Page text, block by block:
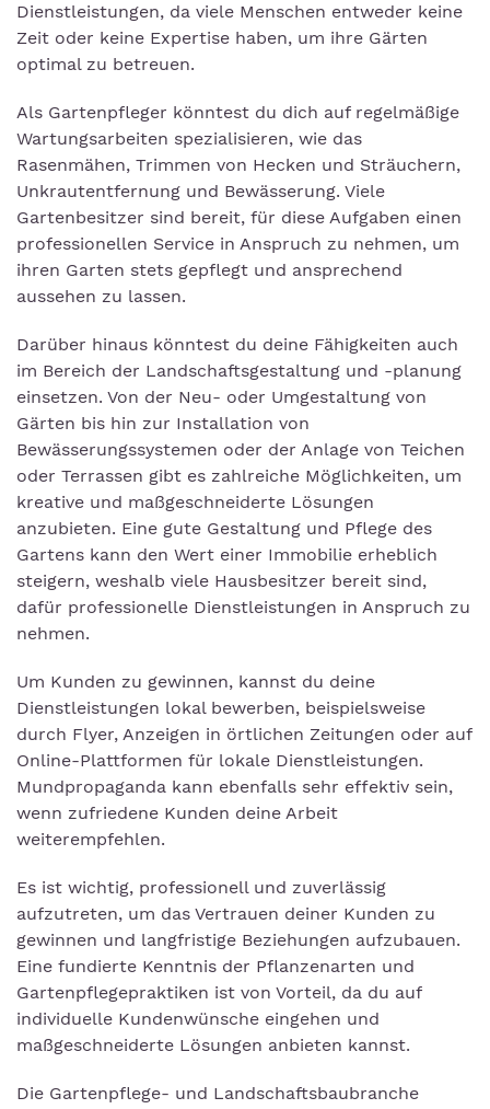
Dienstleistungen, da viele Menschen entweder keine
Zeit oder keine Expertise haben, um ihre Gärten
optimal zu betreuen.
Als Gartenpfleger könntest du dich auf regelmäßige
Wartungsarbeiten spezialisieren, wie das
Rasenmähen, Trimmen von Hecken und Sträuchern,
Unkrautentfernung und Bewässerung. Viele
Gartenbesitzer sind bereit, für diese Aufgaben einen
professionellen Service in Anspruch zu nehmen, um
ihren Garten stets gepflegt und ansprechend
aussehen zu lassen.
Darüber hinaus könntest du deine Fähigkeiten auch
im Bereich der Landschaftsgestaltung und -planung
einsetzen. Von der Neu- oder Umgestaltung von
Gärten bis hin zur Installation von
Bewässerungssystemen oder der Anlage von Teichen
oder Terrassen gibt es zahlreiche Möglichkeiten, um
kreative und maßgeschneiderte Lösungen
anzubieten. Eine gute Gestaltung und Pflege des
Gartens kann den Wert einer Immobilie erheblich
steigern, weshalb viele Hausbesitzer bereit sind,
dafür professionelle Dienstleistungen in Anspruch zu
nehmen.
Um Kunden zu gewinnen, kannst du deine
Dienstleistungen lokal bewerben, beispielsweise
durch Flyer, Anzeigen in örtlichen Zeitungen oder auf
Online-Plattformen für lokale Dienstleistungen.
Mundpropaganda kann ebenfalls sehr effektiv sein,
wenn zufriedene Kunden deine Arbeit
weiterempfehlen.
Es ist wichtig, professionell und zuverlässig
aufzutreten, um das Vertrauen deiner Kunden zu
gewinnen und langfristige Beziehungen aufzubauen.
Eine fundierte Kenntnis der Pflanzenarten und
Gartenpflegepraktiken ist von Vorteil, da du auf
individuelle Kundenwünsche eingehen und
maßgeschneiderte Lösungen anbieten kannst.
Die Gartenpflege- und Landschaftsbaubranche